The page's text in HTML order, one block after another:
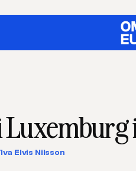
Elvis Nilsson